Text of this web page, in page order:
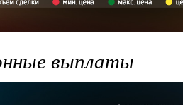
выплаты